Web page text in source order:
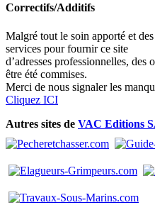
Correctifs/Additifs
Malgré tout le soin apporté et
services pour fournir ce site
d’adresses professionnelles, des
être été commises.
Merci de nous signaler les
Cliquez ICI
Autres sites de VAC Editions